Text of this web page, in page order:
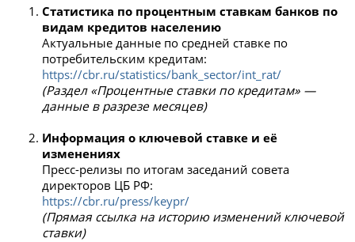
Статистика по процентным ставкам банков по
видам кредитов населению
Актуальные данные по средней ставке по
потребительским кредитам:
https://cbr.ru/statistics/bank_sector/int_rat/
(Раздел «Процентные ставки по кредитам» —
данные в разрезе месяцев)
Информация о ключевой ставке и её
изменениях
Пресс-релизы по итогам заседаний совета
директоров ЦБ РФ:
https://cbr.ru/press/keypr/
(Прямая ссылка на историю изменений ключевой
ставки)